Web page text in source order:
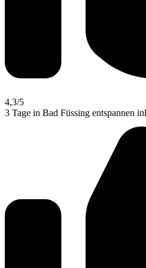
4,3/5
3 Tage in Bad Füssing entspannen